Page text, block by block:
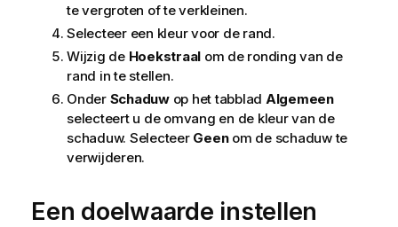
te vergroten of te verkleinen.
Selecteer een kleur voor de rand.
Wijzig de Hoekstraal om de ronding van de
rand in te stellen.
Onder Schaduwop het tabblad Algemeen
selecteert u de omvang en de kleur van de
schaduw. Selecteer Geenom de schaduw te
verwijderen.
Een doelwaarde instellen